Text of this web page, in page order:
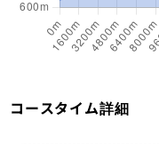
コースタイム詳細